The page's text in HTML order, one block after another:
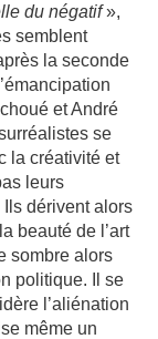
du négatif»,
semblent
la seconde
et André
se
la créativité et
leurs
dérivent alors
beauté de l’art
sombre alors
politique. Il se
l’aliénation
même un